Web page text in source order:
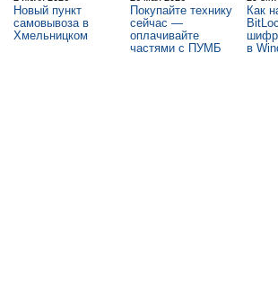
Новый пункт
самовывоза в
Хмельницком
Покупайте технику
сейчас —
оплачивайте
частями с ПУМБ
Как
в